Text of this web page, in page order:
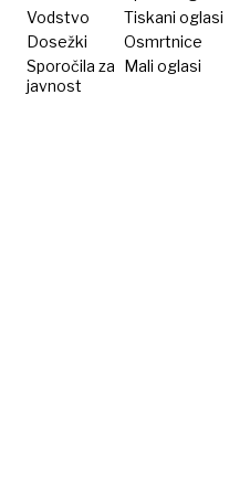
Vodstvo
Dosežki
Sporočila za
javnost
Tiskani oglasi
Osmrtnice
Mali oglasi